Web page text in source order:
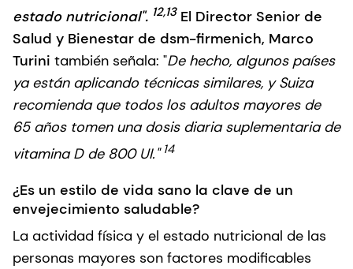
estado nutricional". 12,13 El Director Senior de
Salud y Bienestar de dsm-firmenich, Marco
Turini también señala: "De hecho, algunos países
ya están aplicando técnicas similares, y Suiza
recomienda que todos los adultos mayores de
65 años tomen una dosis diaria suplementaria de
vitamina D de 800 UI." 14
¿Es un estilo de vida sano la clave de un
envejecimiento saludable?
La actividad física y el estado nutricional de las
personas mayores son factores modificables